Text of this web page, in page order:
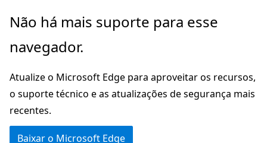
Pular
o
principal
Não há mais suporte para esse
navegador.
Atualize o Microsoft Edge para aproveitar os recursos,
o suporte técnico e as atualizações de segurança mais
recentes.
Baixar o Microsoft Edge